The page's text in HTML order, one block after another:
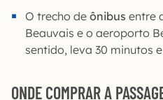
O trecho de ônibus entre
Beauvais e o aeroporto
sentido, leva 30 minutos
ONDE COMPRAR A